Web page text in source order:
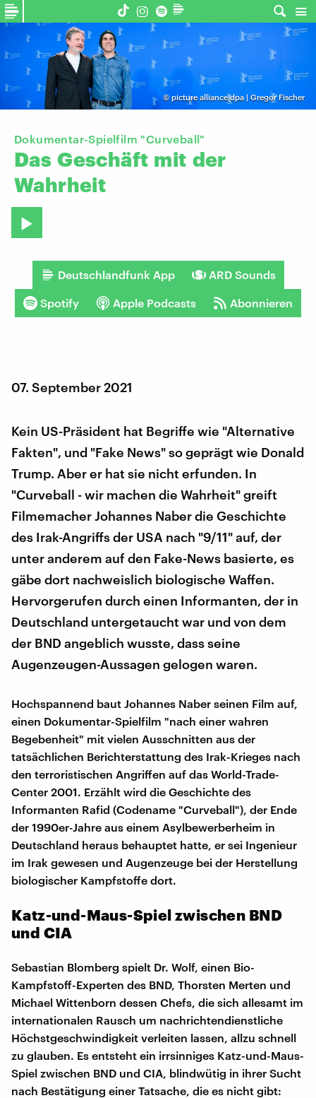
© picture alliance|dpa | Gregor Fischer
Dokumentar-Spielfilm "Curveball"
Das Geschäft mit der
Wahrheit
Deutschlandfunk App ARD Sounds
Spotify Apple Podcasts Abonnieren
07. September 2021
Kein US-Präsident hat Begriffe wie "Alternative
Fakten", und "Fake News" so geprägt wie Donald
Trump. Aber er hat sie nicht erfunden. In
"Curveball - wir machen die Wahrheit" greift
Filmemacher Johannes Naber die Geschichte
des Irak-Angriffs der USA nach "9/11" auf, der
unter anderem auf den Fake-News basierte, es
gäbe dort nachweislich biologische Waffen.
Hervorgerufen durch einen Informanten, der in
Deutschland untergetaucht war und von dem
der BND angeblich wusste, dass seine
Augenzeugen-Aussagen gelogen waren.
Hochspannend baut Johannes Naber seinen Film auf,
einen Dokumentar-Spielfilm "nach einer wahren
Begebenheit" mit vielen Ausschnitten aus der
tatsächlichen Berichterstattung des Irak-Krieges nach
den terroristischen Angriffen auf das World-Trade-
Center 2001. Erzählt wird die Geschichte des
Informanten Rafid (Codename "Curveball"), der Ende
der 1990er-Jahre aus einem Asylbewerberheim in
Deutschland heraus behauptet hatte, er sei Ingenieur
im Irak gewesen und Augenzeuge bei der Herstellung
biologischer Kampfstoffe dort.
Katz-und-Maus-Spiel zwischen BND
und CIA
Sebastian Blomberg spielt Dr. Wolf, einen Bio-
Kampfstoff-Experten des BND, Thorsten Merten und
Michael Wittenborn dessen Chefs, die sich allesamt im
internationalen Rausch um nachrichtendienstliche
Höchstgeschwindigkeit verleiten lassen, allzu schnell
zu glauben. Es entsteht ein irrsinniges Katz-und-Maus-
Spiel zwischen BND und CIA, blindwütig in ihrer Sucht
nach Bestätigung einer Tatsache, die es nicht gibt: